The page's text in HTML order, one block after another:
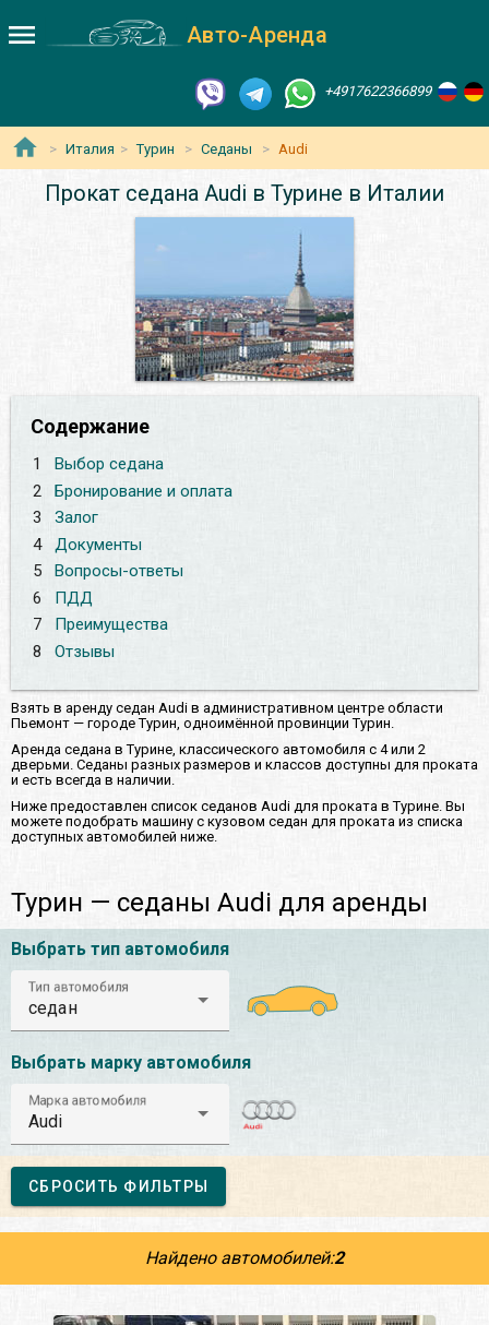
Авто-Аренда
+4917622366899
Италия Турин Седаны Audi
Прокат седана Audi в Турине в Италии
Содержание
1
Выбор седана
2
Бронирование и оплата
3
Залог
4
Документы
5
Вопросы-ответы
6
ПДД
7
Преимущества
8
Отзывы
Взять в аренду седан Audi в административном центре области
Пьемонт — городе Турин, одноимённой провинции Турин.
Аренда седана в Турине, классического автомобиля с 4 или 2
дверьми. Седаны разных размеров и классов доступны для проката
и есть всегда в наличии.
Ниже предоставлен список седанов Audi для проката в Турине. Вы
можете подобрать машину с кузовом седан для проката из списка
доступных автомобилей ниже.
Турин — седаны Audi для аренды
Выбрать тип автомобиля
Тип автомобиля
седан
Выбрать марку автомобиля
Марка автомобиля
Audi
СБРОСИТЬ ФИЛЬТРЫ
Найдено автомобилей:2